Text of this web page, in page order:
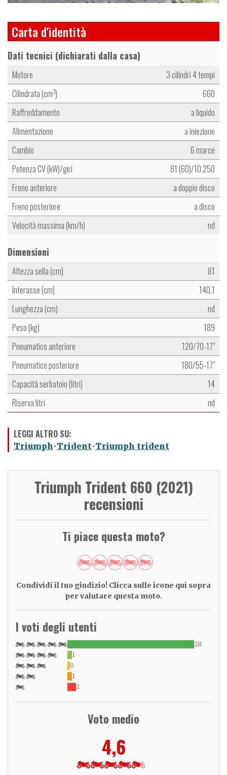
Carta d'identità
Dati tecnici (dichiarati dalla casa)
Motore
3 cilindri 4 tempi
Cilindrata (cm3)
660
Raffreddamento
a liquido
Alimentazione
a iniezione
Cambio
6 marce
Potenza CV (kW)/giri
81 (60)/10.250
Freno anteriore
a doppio disco
Freno posteriore
a disco
Velocità massima (km/h)
nd
Dimensioni
Altezza sella (cm)
81
Interasse (cm)
140,1
Lunghezza (cm)
nd
Peso (kg)
189
Pneumatico anteriore
120/70-17"
Pneumatico posteriore
180/55-17"
Capacità serbatoio (litri)
14
Riserva litri
nd
LEGGI ALTRO SU:
Triumph Trident Triumph trident
Triumph Trident 660 (2021)
recensioni
Ti piace questa moto?
Condividi il tuo giudizio! Clicca sulle icone qui sopra
per valutare questa moto.
I voti degli utenti
28
1
0
1
2
Voto medio
4,6